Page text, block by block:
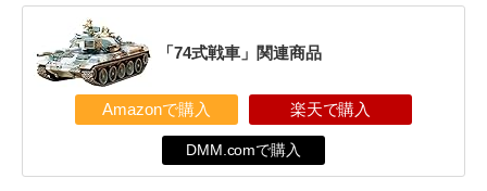
「74式戦車」関連商品
Amazonで購入 楽天で購入
DMM.comで購入